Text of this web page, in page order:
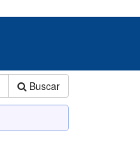
Buscar